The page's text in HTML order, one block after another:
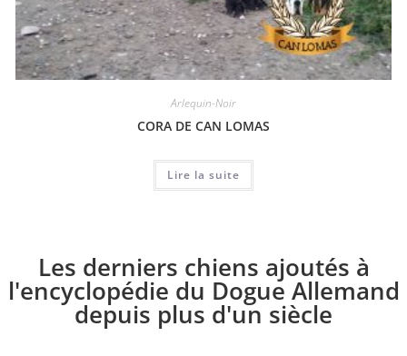
Arlequin-Noir
CORA DE CAN LOMAS
Lire la suite
Les derniers chiens ajoutés à
l'encyclopédie du Dogue Allemand
depuis plus d'un siècle